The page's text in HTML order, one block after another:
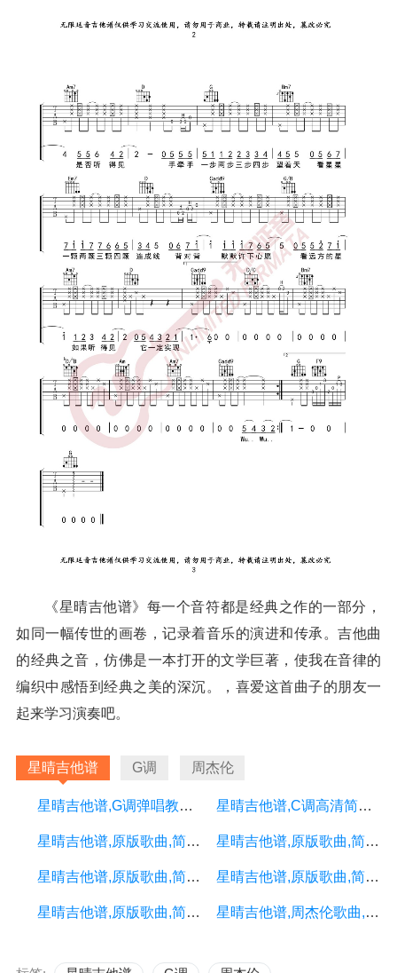
《星晴吉他谱》每一个音符都是经典之作的一部分，
如同一幅传世的画卷，记录着音乐的演进和传承。吉他曲
的经典之音，仿佛是一本打开的文学巨著，使我在音律的
编织中感悟到经典之美的深沉。，喜爱这首曲子的朋友一
起来学习演奏吧。
星晴吉他谱 G调 周杰伦
星晴吉他谱,G调弹唱教学高清简单谱教学简谱,周杰伦六线谱原版六线谱图片 星晴吉他谱,C调高清简单谱教学简谱,周杰伦六线谱原版六线谱图片
星晴吉他谱,原版歌曲,简单C调弹唱教学,六线谱指弹简谱2张图 星晴吉他谱,原版歌曲,简单超简单弹唱教学,六线谱指弹简谱1张图
星晴吉他谱,原版歌曲,简单G调弹唱教学,六线谱指弹简谱3张图 星晴吉他谱,原版歌曲,简单G调弹唱教学,六线谱指弹简谱2张图
星晴吉他谱,原版歌曲,简单G调弹唱教学,六线谱指弹简谱3张图 星晴吉他谱,周杰伦歌曲,C调指弹简谱,新手弹唱精选版